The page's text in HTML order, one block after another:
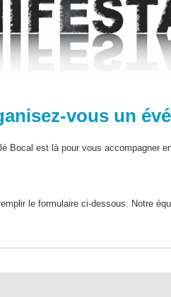
vous un
Bocal est là pour vous accompagner
le formulaire ci-dessous. Notre